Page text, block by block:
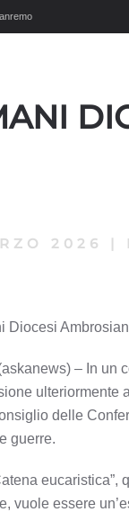
2026 |
Diocesi
– In un
ulteriormente
delle
guerre.
vuole essere